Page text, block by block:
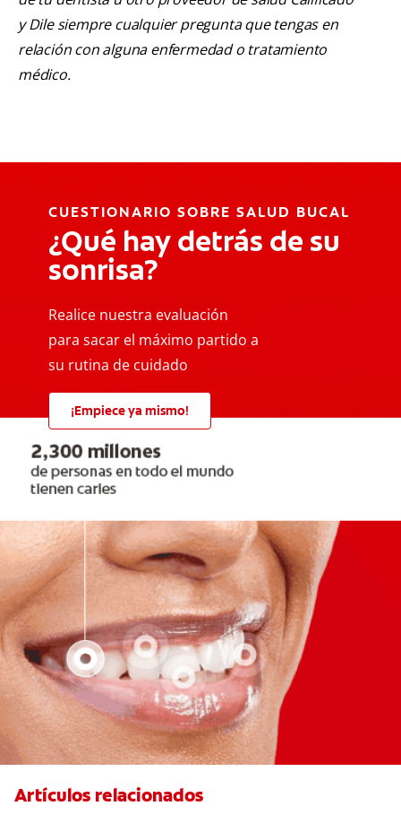
y Dile siempre cualquier pregunta que tengas en
relación con alguna enfermedad o tratamiento
médico.
CUESTIONARIO SOBRE SALUD BUCAL
¿Qué hay detrás de su
sonrisa?
Realice nuestra evaluación
para sacar el máximo partido a
su rutina de cuidado
¡Empiece ya mismo!
Artículos relacionados